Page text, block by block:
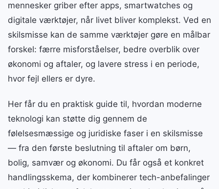
mennesker griber efter apps, smartwatches og
digitale værktøjer, når livet bliver komplekst. Ved en
skilsmisse kan de samme værktøjer gøre en målbar
forskel: færre misforståelser, bedre overblik over
økonomi og aftaler, og lavere stress i en periode,
hvor fejl ellers er dyre.
Her får du en praktisk guide til, hvordan moderne
teknologi kan støtte dig gennem de
følelsesmæssige og juridiske faser i en skilsmisse
— fra den første beslutning til aftaler om børn,
bolig, samvær og økonomi. Du får også et konkret
handlingsskema, der kombinerer tech-anbefalinger